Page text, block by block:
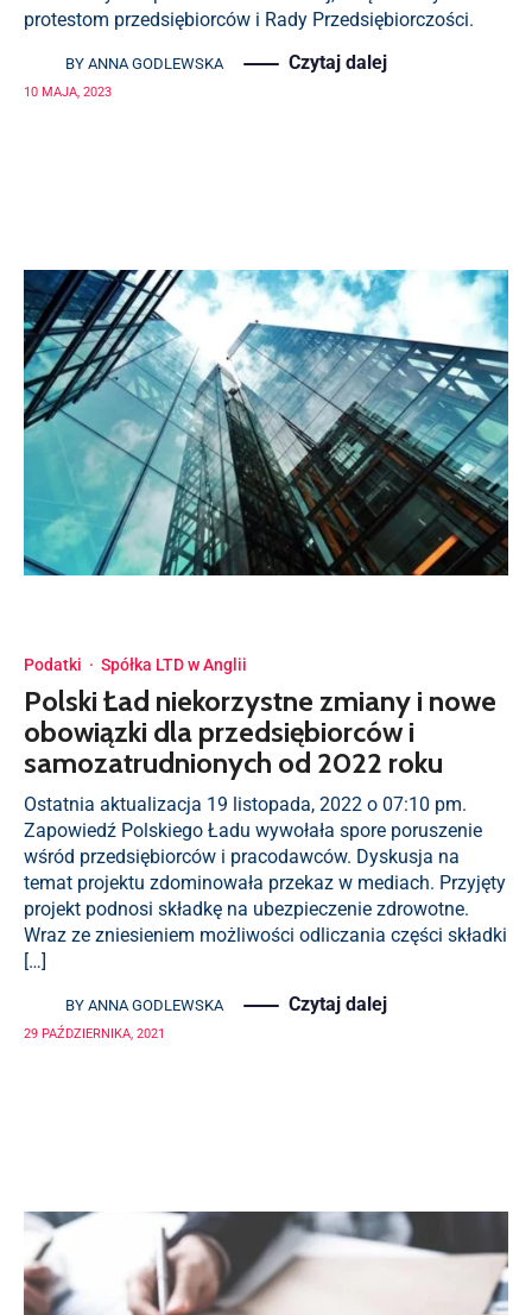
protestom przedsiębiorców i Rady Przedsiębiorczości.
BY ANNA GODLEWSKA Czytaj dalej
10 MAJA, 2023
Podatki · Spółka LTD w Anglii
Polski Ład niekorzystne zmiany i nowe
obowiązki dla przedsiębiorców i
samozatrudnionych od 2022 roku
Ostatnia aktualizacja 19 listopada, 2022 o 07:10 pm.
Zapowiedź Polskiego Ładu wywołała spore poruszenie
wśród przedsiębiorców i pracodawców. Dyskusja na
temat projektu zdominowała przekaz w mediach. Przyjęty
projekt podnosi składkę na ubezpieczenie zdrowotne.
Wraz ze zniesieniem możliwości odliczania części składki
[…]
BY ANNA GODLEWSKA Czytaj dalej
29 PAŹDZIERNIKA, 2021